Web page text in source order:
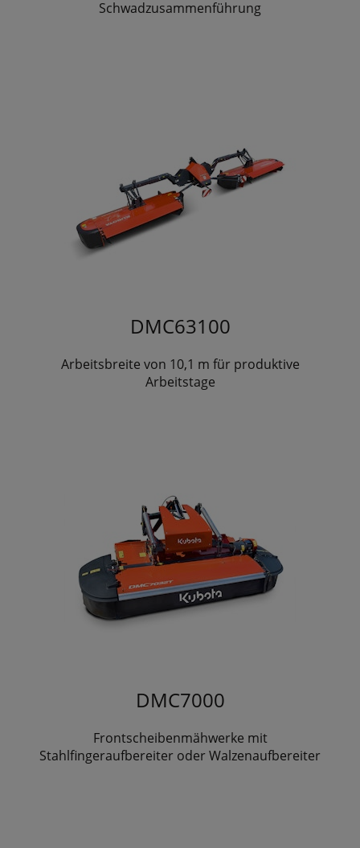
Schwadzusammenführung
DMC63100
Arbeitsbreite von 10,1 m für produktive
Arbeitstage
DMC7000
Frontscheibenmähwerke mit
Stahlfingeraufbereiter oder Walzenaufbereiter